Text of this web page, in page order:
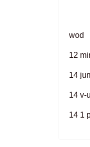
wod
12
14
14 v-
14 1